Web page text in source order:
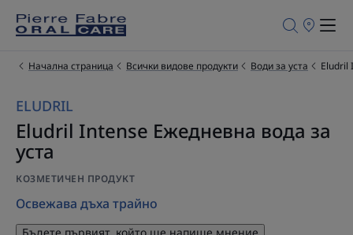
Търговски
продажба
Начална страница Всички видове продукти Води за уста Eludril
ELUDRIL
Eludril Intense Ежедневна вода за
уста
КОЗМЕТИЧЕН ПРОДУКТ
Освежава дъха трайно